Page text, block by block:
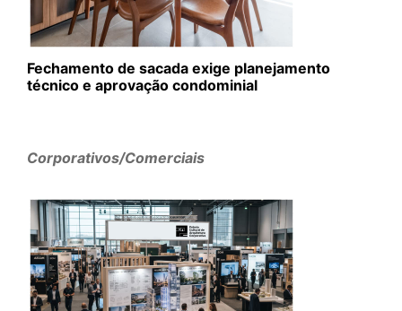
Fechamento de sacada exige planejamento
técnico e aprovação condominial
Corporativos/Comerciais